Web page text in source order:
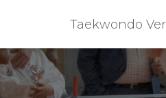
Taekwondo